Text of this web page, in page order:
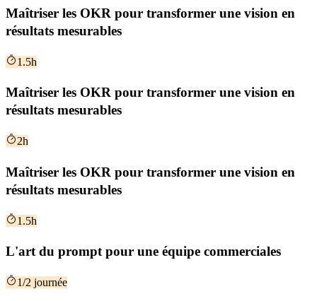
Maîtriser les OKR pour transformer une vision en
résultats mesurables
1.5h
Maîtriser les OKR pour transformer une vision en
résultats mesurables
2h
Maîtriser les OKR pour transformer une vision en
résultats mesurables
1.5h
L'art du prompt pour une équipe commerciales
1/2 journée